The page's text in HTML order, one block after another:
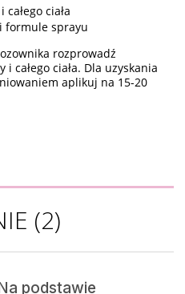
ciała
formule sprayu
rozprowadź
całego ciała. Dla uzyskania
aplikuj na 15-20
(2)
podstawie